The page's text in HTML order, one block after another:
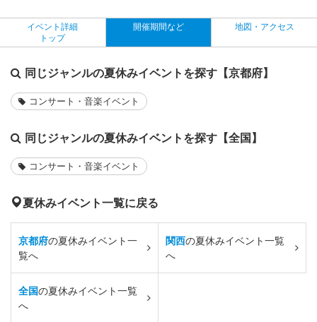
イベント詳細
トップ
開催期間など 地図・アクセス
同じジャンルの夏休みイベントを探す【京都府】
コンサート・音楽イベント
同じジャンルの夏休みイベントを探す【全国】
コンサート・音楽イベント
夏休みイベント一覧に戻る
京都府の夏休みイベント一
覧へ
関西の夏休みイベント一覧
へ
全国の夏休みイベント一覧
へ